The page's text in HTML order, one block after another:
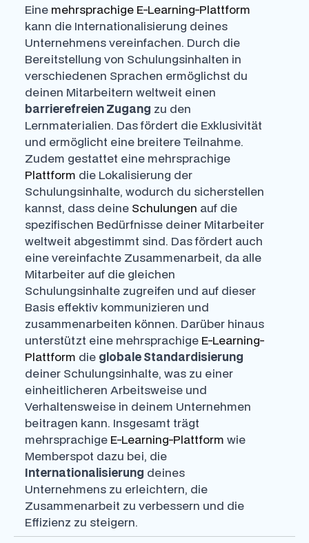
Eine mehrsprachige E-Learning-Plattform
kann die Internationalisierung deines
Unternehmens vereinfachen. Durch die
Bereitstellung von Schulungsinhalten in
verschiedenen Sprachen ermöglichst du
deinen Mitarbeitern weltweit einen
barrierefreien Zugang zu den
Lernmaterialien. Das fördert die Exklusivität
und ermöglicht eine breitere Teilnahme.
Zudem gestattet eine mehrsprachige
Plattform die Lokalisierung der
Schulungsinhalte, wodurch du sicherstellen
kannst, dass deine Schulungen auf die
spezifischen Bedürfnisse deiner Mitarbeiter
weltweit abgestimmt sind. Das fördert auch
eine vereinfachte Zusammenarbeit, da alle
Mitarbeiter auf die gleichen
Schulungsinhalte zugreifen und auf dieser
Basis effektiv kommunizieren und
zusammenarbeiten können. Darüber hinaus
unterstützt eine mehrsprachige E-Learning-
Plattform die globale Standardisierung
deiner Schulungsinhalte, was zu einer
einheitlicheren Arbeitsweise und
Verhaltensweise in deinem Unternehmen
beitragen kann. Insgesamt trägt
mehrsprachige E-Learning-Plattform wie
Memberspot dazu bei, die
Internationalisierung deines
Unternehmens zu erleichtern, die
Zusammenarbeit zu verbessern und die
Effizienz zu steigern.